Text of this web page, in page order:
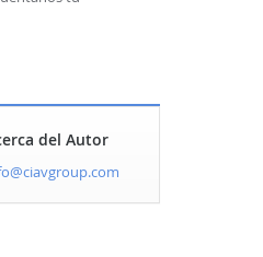
del Autor